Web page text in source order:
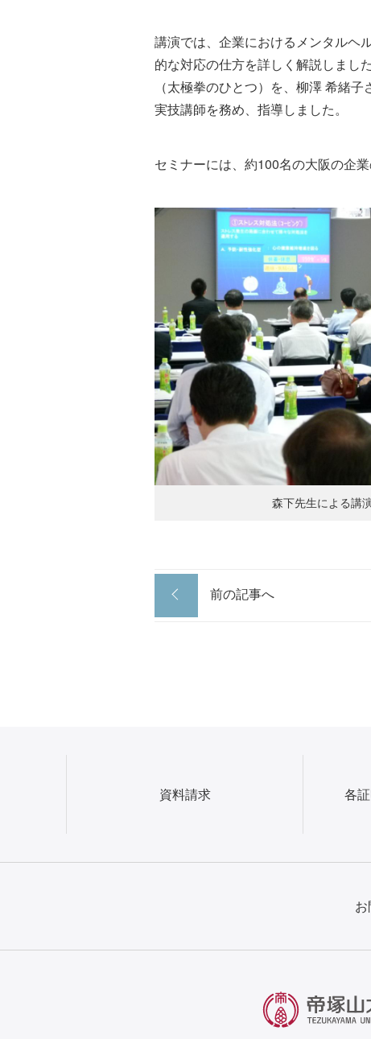
講演では、企業におけるメンタルヘ
的な対応の仕方を詳しく解説しまし
（太極拳のひとつ）を、柳澤 希緒
実技講師を務め、指導しました。
セミナーには、約100名の大阪の企
森下先生による講
前の記事へ
資料請求 各